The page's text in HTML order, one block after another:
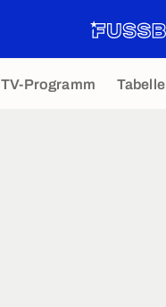
TV-Programm Tabelle